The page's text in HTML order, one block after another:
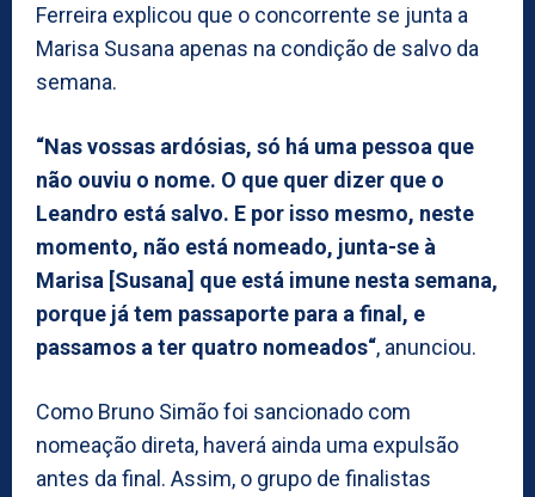
Ferreira explicou que o concorrente se junta a
Marisa Susana apenas na condição de salvo da
semana.
“Nas vossas ardósias, só há uma pessoa que
não ouviu o nome. O que quer dizer que o
Leandro está salvo. E por isso mesmo, neste
momento, não está nomeado, junta-se à
Marisa [Susana] que está imune nesta semana,
porque já tem passaporte para a final, e
passamos a ter quatro nomeados“, anunciou.
Como Bruno Simão foi sancionado com
nomeação direta, haverá ainda uma expulsão
antes da final. Assim, o grupo de finalistas